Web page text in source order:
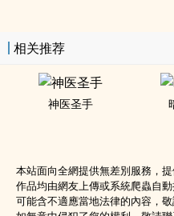
相关推荐
神医圣手
本站面向全網提供無差別服務，提
作品均由網友上傳或系統爬蟲自動
可能含不適應當地法律的內容，敬